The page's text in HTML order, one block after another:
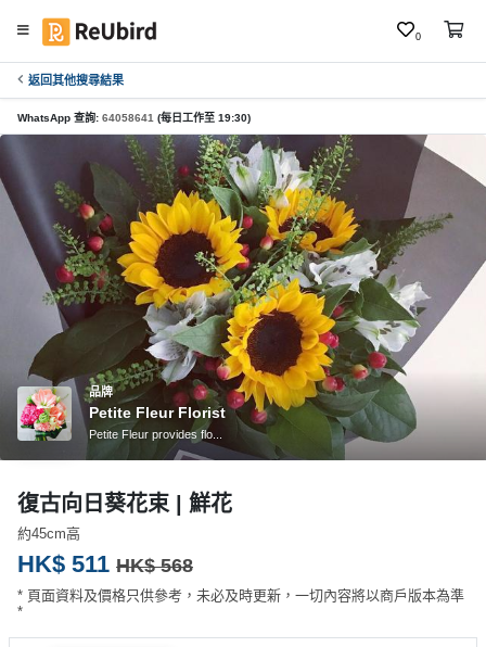
0
返回其他搜尋結果
WhatsApp 查詢: 64058641 (每日工作至 19:30)
繁
中
E
登
服
務
產
品
類
品牌
Petite Fleur Florist
Petite Fleur provides flo...
復古向日葵花束 | 鮮花
約45cm高
HK$ 511 HK$ 568
* 頁面資料及價格只供參考，未必及時更新，一切內容將以商戶版本為準
*